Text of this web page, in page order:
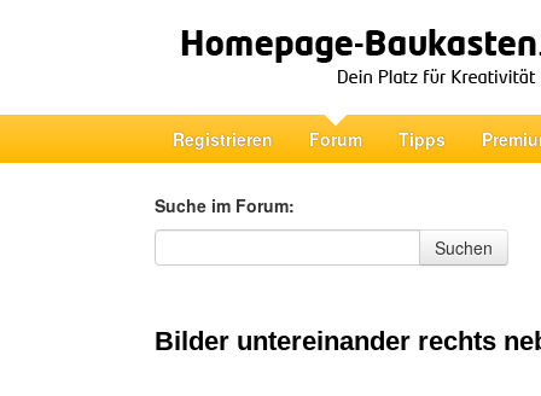
Registrieren Forum Tipps
Suche im Forum:
Suche im Forum
Suchen
Bilder untereinander rechts